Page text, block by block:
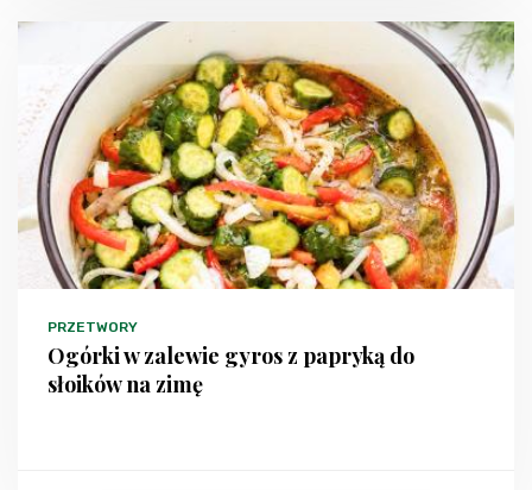
PRZETWORY
Ogórki w zalewie gyros z papryką do
słoików na zimę